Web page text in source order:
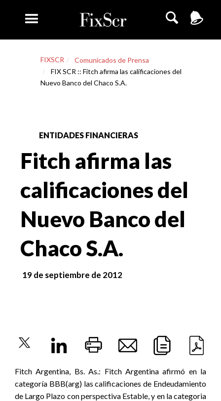
FIXSCR
Comunicados de Prensa
FIX SCR :: Fitch afirma las calificaciones del
Nuevo Banco del Chaco S.A.
ENTIDADES FINANCIERAS
Fitch afirma las
calificaciones del
Nuevo Banco del
Chaco S.A.
19 de septiembre de 2012
Fitch Argentina, Bs. As.: Fitch Argentina afirmó en la
categoría BBB(arg) las calificaciones de Endeudamiento
de Largo Plazo con perspectiva Estable, y en la categoria